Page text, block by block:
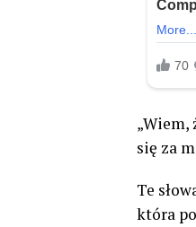
się za
Te
która